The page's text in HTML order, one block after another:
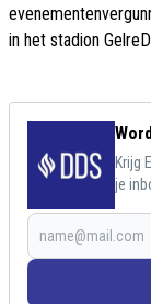
in het stadion
Krijg
je